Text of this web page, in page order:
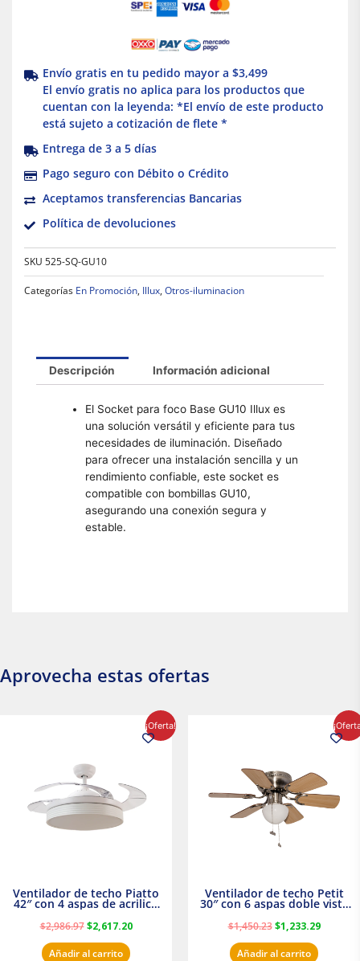
Envío gratis en tu pedido mayor a $3,499
El envío gratis no aplica para los productos que
cuentan con la leyenda: *El envío de este producto
está sujeto a cotización de flete *
Entrega de 3 a 5 días
Pago seguro con Débito o Crédito
Aceptamos transferencias Bancarias
Política de devoluciones
SKU 525-SQ-GU10
Categorías En Promoción, Illux, Otros-iluminacion
Descripción Información adicional
El Socket para foco Base GU10 Illux es
una solución versátil y eficiente para tus
necesidades de iluminación. Diseñado
para ofrecer una instalación sencilla y un
rendimiento confiable, este socket es
compatible con bombillas GU10,
asegurando una conexión segura y
estable.
Aprovecha estas ofertas
¡Oferta!
Ventilador de techo Piatto
42″ con 4 aspas de acrilico
transparente
$2,986.97
$2,986.97.
$2,617.20
precio
actual
Añadir al carrito
Ventilador de techo Petit
30″ con 6 aspas doble vista
Satinado Masterfan
$1,450.23
$1,450.23.
$1,233.29
precio
actual
Añadir al carrito